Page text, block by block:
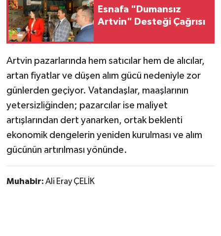
Esnafa "Dumansız
Artvin" Desteği Çağrısı
Artvin pazarlarında hem satıcılar hem de alıcılar,
artan fiyatlar ve düşen alım gücü nedeniyle zor
günlerden geçiyor. Vatandaşlar, maaşlarının
yetersizliğinden; pazarcılar ise maliyet
artışlarından dert yanarken, ortak beklenti
ekonomik dengelerin yeniden kurulması ve alım
gücünün artırılması yönünde.
Muhabir: Ali Eray ÇELİK